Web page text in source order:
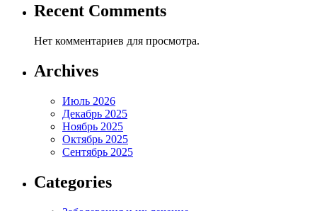
Recent Comments
Нет комментариев для просмотра.
Archives
Июль 2026
Декабрь 2025
Ноябрь 2025
Октябрь 2025
Сентябрь 2025
Categories